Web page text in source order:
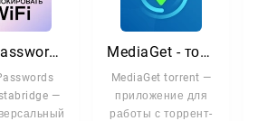
WiFi Passwords Instabridge
—
MediaGet - торрент клиент
MediaGet torrent —
приложение для
работы с торрент-